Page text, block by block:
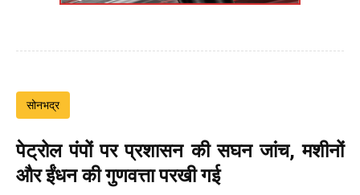
सोनभद्र
पेट्रोल पंपों पर प्रशासन की सघन जांच, मशीनों
और ईंधन की गुणवत्ता परखी गई